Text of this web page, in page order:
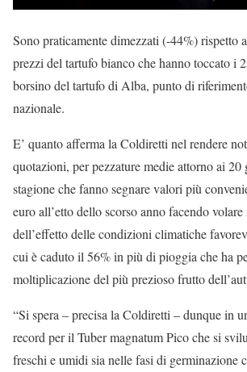
Sono praticamente dimezzati (-44%) rispetto
prezzi del tartufo bianco che hanno toccato i
borsino del tartufo di Alba, punto di
nazionale.
E’ quanto afferma la Coldiretti nel rendere
quotazioni, per pezzature medie attorno ai
stagione che fanno segnare valori più
euro all’etto dello scorso anno facendo
dell’effetto delle condizioni climatiche
cui è caduto il 56% in più di pioggia che ha
moltiplicazione del più prezioso frutto
“Si spera – precisa la Coldiretti – dunque in
record per il Tuber magnatum Pico che si
freschi e umidi sia nelle fasi di germinazione